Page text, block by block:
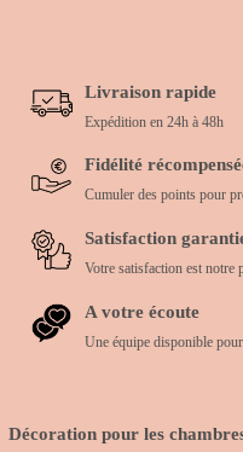
Livraison rapide
Expédition en 24h à 48h
Fidélité
Cumuler des points pour
Satisfaction
Votre satisfaction est notre
A votre écoute
Une équipe disponible
Décoration pour les